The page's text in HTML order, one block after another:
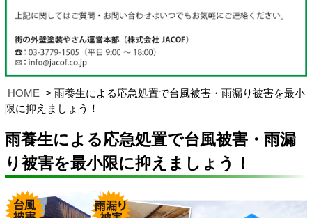
HOME
雨養生による応急処置で台風被害・雨漏り被害を最小
限に抑えましょう！
雨養生による応急処置で台風被害・雨漏
り被害を最小限に抑えましょう！